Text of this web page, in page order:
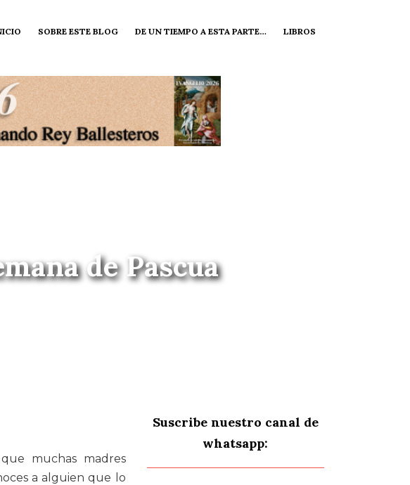
SOBRE ESTE BLOG DE UN TIEMPO A ESTA PARTE… LIBROS
de Pascua
muchas madres
a alguien que lo
Suscribe nuestro canal de
whatsapp: